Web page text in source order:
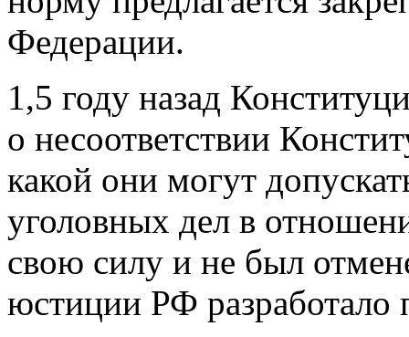
Федерации.
1,5 году назад
о несоответствии
какой они могут
уголовных дел в
свою силу и не был
юстиции РФ разработало